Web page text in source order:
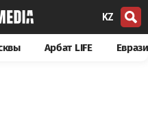
KZ
Арбат LIFE